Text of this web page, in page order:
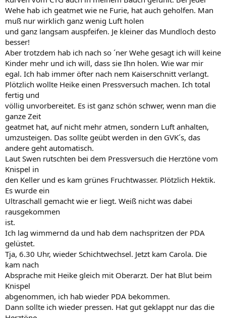
Wehe hab ich geatmet wie ne Furie, hat auch geholfen. Man
muß nur wirklich ganz wenig Luft holen
und ganz langsam auspfeifen. Je kleiner das Mundloch desto
besser!
Aber trotzdem hab ich nach so ´ner Wehe gesagt ich will keine
Kinder mehr und ich will, dass sie Ihn holen. Wie war mir
egal. Ich hab immer öfter nach nem Kaiserschnitt verlangt.
Plötzlich wollte Heike einen Pressversuch machen. Ich total
fertig und
völlig unvorbereitet. Es ist ganz schön schwer, wenn man die
ganze Zeit
geatmet hat, auf nicht mehr atmen, sondern Luft anhalten,
umzusteigen. Das sollte geübt werden in den GVK´s, das
andere geht automatisch.
Laut Swen rutschten bei dem Pressversuch die Herztöne vom
Knispel in
den Keller und es kam grünes Fruchtwasser. Plötzlich Hektik.
Es wurde ein
Ultraschall gemacht wie er liegt. Weiß nicht was dabei
rausgekommen
ist.
Ich lag wimmernd da und hab dem nachspritzen der PDA
gelüstet.
Tja, 6.30 Uhr, wieder Schichtwechsel. Jetzt kam Carola. Die
kam nach
Absprache mit Heike gleich mit Oberarzt. Der hat Blut beim
Knispel
abgenommen, ich hab wieder PDA bekommen.
Dann sollte ich wieder pressen. Hat gut geklappt nur das die